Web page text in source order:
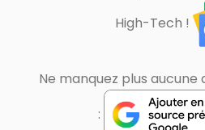
High-Tech !
Ne manquez plus
: